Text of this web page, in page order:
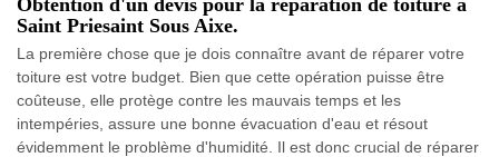
Saint Priesaint Sous Aixe.
La première chose que je dois connaître avant de réparer votre
toiture est votre budget. Bien que cette opération puisse être
coûteuse, elle protège contre les mauvais temps et les
intempéries, assure une bonne évacuation d'eau et résout
évidemment le problème d'humidité. Il est donc crucial de réparer